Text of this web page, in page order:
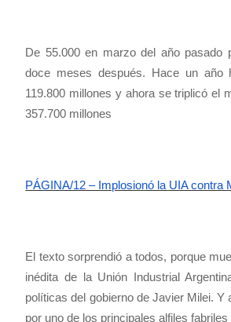
De 55.000 en marzo del año pasado
doce meses después. Hace un año
119.800 millones y ahora se triplicó el
357.700 millones
PÁGINA/12 – Implosionó la UIA contra
El texto sorprendió a todos, porque
inédita de la Unión Industrial
políticas del gobierno de Javier Milei. Y
por uno de los principales alfiles